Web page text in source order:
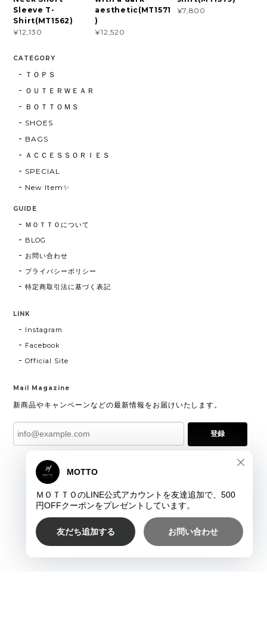
Sleeve T-
Shirt(MT1562)
¥12,130
aesthetic(MT1571
)
¥12,520
¥7,800
CATEGORY
ＴＯＰＳ
ＯＵＴＥＲＷＥＡＲ
ＢＯＴＴＯＭＳ
SHOES
BAGS
ＡＣＣＥＳＳＯＲＩＥＳ
SPECIAL
New Item✨
GUIDE
ＭＯＴＴＯについて
BLOG
お問い合わせ
プライバシーポリシー
特定商取引法に基づく表記
LINK
Instagram
Facebook
Official Site
Mail Magazine
新商品やキャンペーンなどの最新情報をお届けいたします。
登録